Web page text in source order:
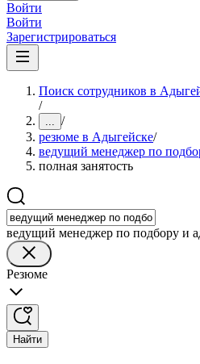
Войти
Войти
Зарегистрироваться
Поиск сотрудников в
/
... /
резюме в Адыгейске/
ведущий менеджер по
полная занятость
ведущий менеджер по подбору и
Резюме
Найти